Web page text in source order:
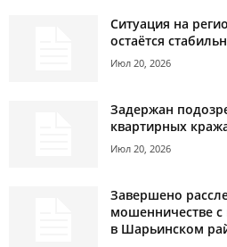
Ситуация на
остаётся
Июл 20, 2026
Задержан
квартирных
Июл 20, 2026
Завершено
мошенничестве
в Шарьинском